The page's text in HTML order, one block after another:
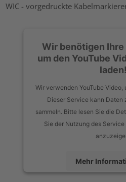
WIC - vorgedruckte
Wir benötigen
um den YouTube
laden!
Wir verwenden YouTube Video,
Dieser Service kann Daten
sammeln. Bitte lesen Sie die
Sie der Nutzung des
Mehr